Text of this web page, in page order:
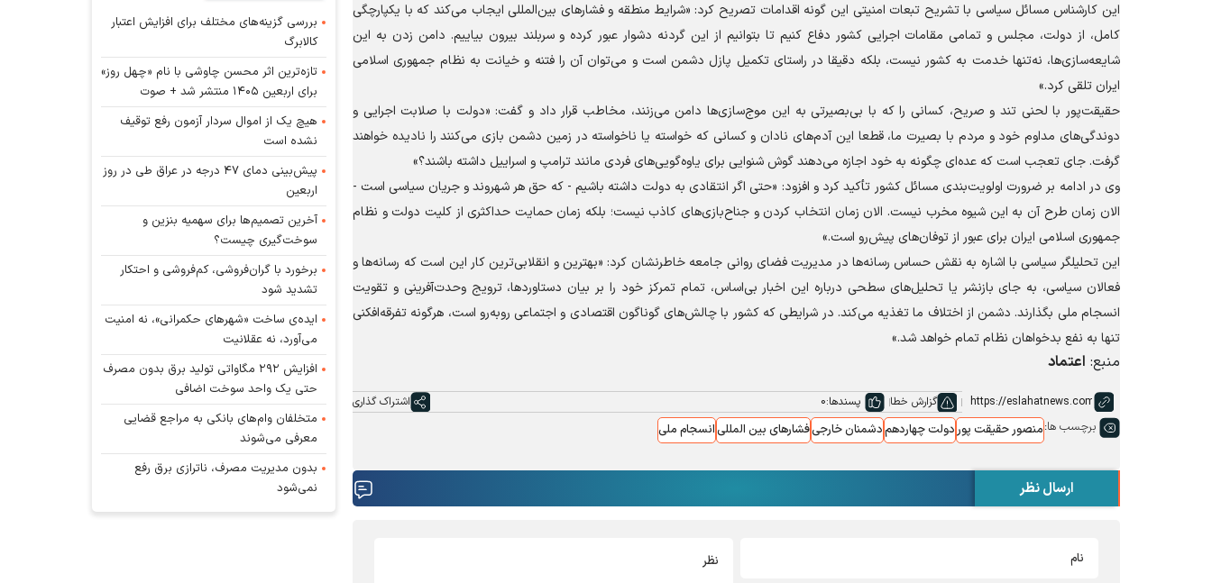
این کارشناس مسائل سیاسی با تشریح تبعات امنیتی این گونه اقدامات تصریح کرد: «شرایط منطقه و فشار‌های بین‌المللی ایجاب می‌کند که با یکپارچگی
کامل، از دولت، مجلس و تمامی مقامات اجرایی کشور دفاع کنیم تا بتوانیم از این گردنه دشوار عبور کرده و سربلند بیرون بیاییم. دامن زدن به این
شایعه‌سازی‌ها، نه‌تنها خدمت به کشور نیست، بلکه دقیقا در راستای تکمیل پازل دشمن است و می‌توان آن را فتنه و خیانت به نظام جمهوری اسلامی
ایران تلقی کرد.»
حقیقت‌پور با لحنی تند و صریح، کسانی را که با بی‌بصیرتی به این موج‌سازی‌ها دامن می‌زنند، مخاطب قرار داد و گفت: «دولت با صلابت اجرایی و
دوندگی‌های مداوم خود و مردم با بصیرت ما، قطعا این آدم‌های نادان و کسانی که خواسته یا ناخواسته در زمین دشمن بازی می‌کنند را نادیده خواهند
گرفت. جای تعجب است که عده‌ای چگونه به خود اجازه می‌دهند گوش شنوایی برای یاوه‌گویی‌های فردی مانند ترامپ و اسراییل داشته باشند؟»
وی در ادامه بر ضرورت اولویت‌بندی مسائل کشور تأکید کرد و افزود: «حتی اگر انتقادی به دولت داشته باشیم - که حق هر شهروند و جریان سیاسی است -
الان زمان طرح آن به این شیوه مخرب نیست. الان زمان انتخاب کردن و جناح‌بازی‌های کاذب نیست؛ بلکه زمان حمایت حداکثری از کلیت دولت و نظام
جمهوری اسلامی ایران برای عبور از توفان‌های پیش‌رو است.»
این تحلیلگر سیاسی با اشاره به نقش حساس رسانه‌ها در مدیریت فضای روانی جامعه خاطرنشان کرد: «بهترین و انقلابی‌ترین کار این است که رسانه‌ها و
فعالان سیاسی، به جای بازنشر یا تحلیل‌های سطحی درباره این اخبار بی‌اساس، تمام تمرکز خود را بر بیان دستاوردها، ترویج وحدت‌آفرینی و تقویت
انسجام ملی بگذارند. دشمن از اختلاف ما تغذیه می‌کند. در شرایطی که کشور با چالش‌های گوناگون اقتصادی و اجتماعی روبه‌رو است، هرگونه تفرقه‌افکنی
تنها به نفع بدخواهان نظام تمام خواهد شد.»
منبع: اعتماد
گزارش خطا پسندها:0 اشتراک گذاری
برچسب ها:منصور حقیقت پوردولت چهاردهمدشمنان خارجیفشارهای بین المللیانسجام ملی
ارسال نظر
بررسی گزینه‌های مختلف برای افزایش اعتبار
کالابرگ
تازه‌ترین اثر محسن چاوشی با نام «چهل روز»
برای اربعین ۱۴۰۵ منتشر شد + صوت
هیچ یک از اموال سردار آزمون رفع توقیف
نشده است
پیش‌بینی دمای ۴۷ درجه در عراق طی در روز
اربعین
آخرین تصمیم‌ها برای سهمیه بنزین و
سوخت‌گیری چیست؟
برخورد با گران‌فروشی، کم‌فروشی و احتکار
تشدید شود
ایده‌ی ساخت «شهرهای حکمرانی»، نه امنیت
می‌آورد، نه عقلانیت
افزایش ۲۹۲ مگاواتی تولید برق بدون مصرف
حتی یک واحد سوخت اضافی
متخلفان وام‌های بانکی به مراجع قضایی
معرفی می‌شوند
بدون مدیریت مصرف، ناترازی برق رفع
نمی‌شود